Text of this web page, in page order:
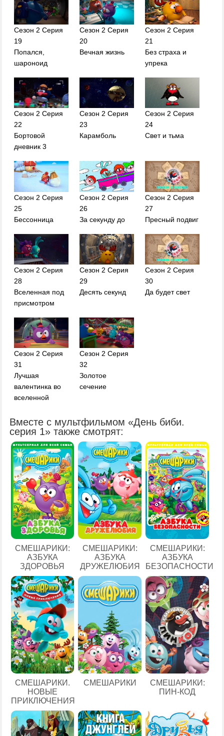
Сезон 2 Серия
19
Попался,
шароноид
Сезон 2 Серия
20
Вечная жизнь
Сезон 2 Серия
21
Без страха и
упрека
Сезон 2 Серия
22
Бортовой
дневник 3
Сезон 2 Серия
23
Карамболь
Сезон 2 Серия
24
Свет и тьма
Сезон 2 Серия
25
Бессонница
Сезон 2 Серия
26
За секунду до
Сезон 2 Серия
27
Пресный подвиг
Сезон 2 Серия
28
Вселенная под
присмотром
Сезон 2 Серия
29
Десять секунд
Сезон 2 Серия
30
Да будет свет
Сезон 2 Серия
31
Лучшая
валентинка во
вселенной
Сезон 2 Серия
32
Золотое
сечение
Вместе с мультфильмом «День биби.
серия 1» также смотрят:
СМЕШАРИКИ:
АЗБУКА
ЗДОРОВЬЯ
СМЕШАРИКИ:
АЗБУКА
ДРУЖЕЛЮБИЯ
СМЕШАРИКИ:
АЗБУКА
БЕЗОПАСНОСТИ
СМЕШАРИКИ.
НОВЫЕ
ПРИКЛЮЧЕНИЯ
СМЕШАРИКИ
СМЕШАРИКИ:
ПИН-КОД